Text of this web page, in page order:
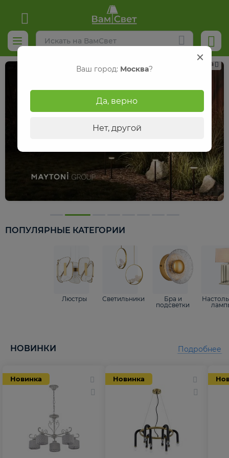
Реклама
ПОПУЛЯРНЫЕ КАТЕГОРИИ
Люстры Светильники
Бра и
подсветки
НОВИНКИ
Новинка Новинка
Подробнее
Ваш город: Москва?
Да, верно
Нет, другой